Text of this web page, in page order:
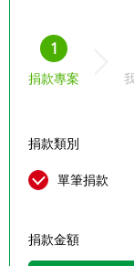
1
捐款專案
捐款類別
單筆捐款
捐款金額